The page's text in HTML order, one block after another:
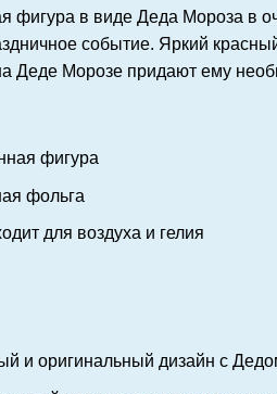
фигура в виде Деда Мороза в
событие. Яркий
Деде Морозе придают ему
фигура
фольга
для воздуха и гелия
и оригинальный дизайн с